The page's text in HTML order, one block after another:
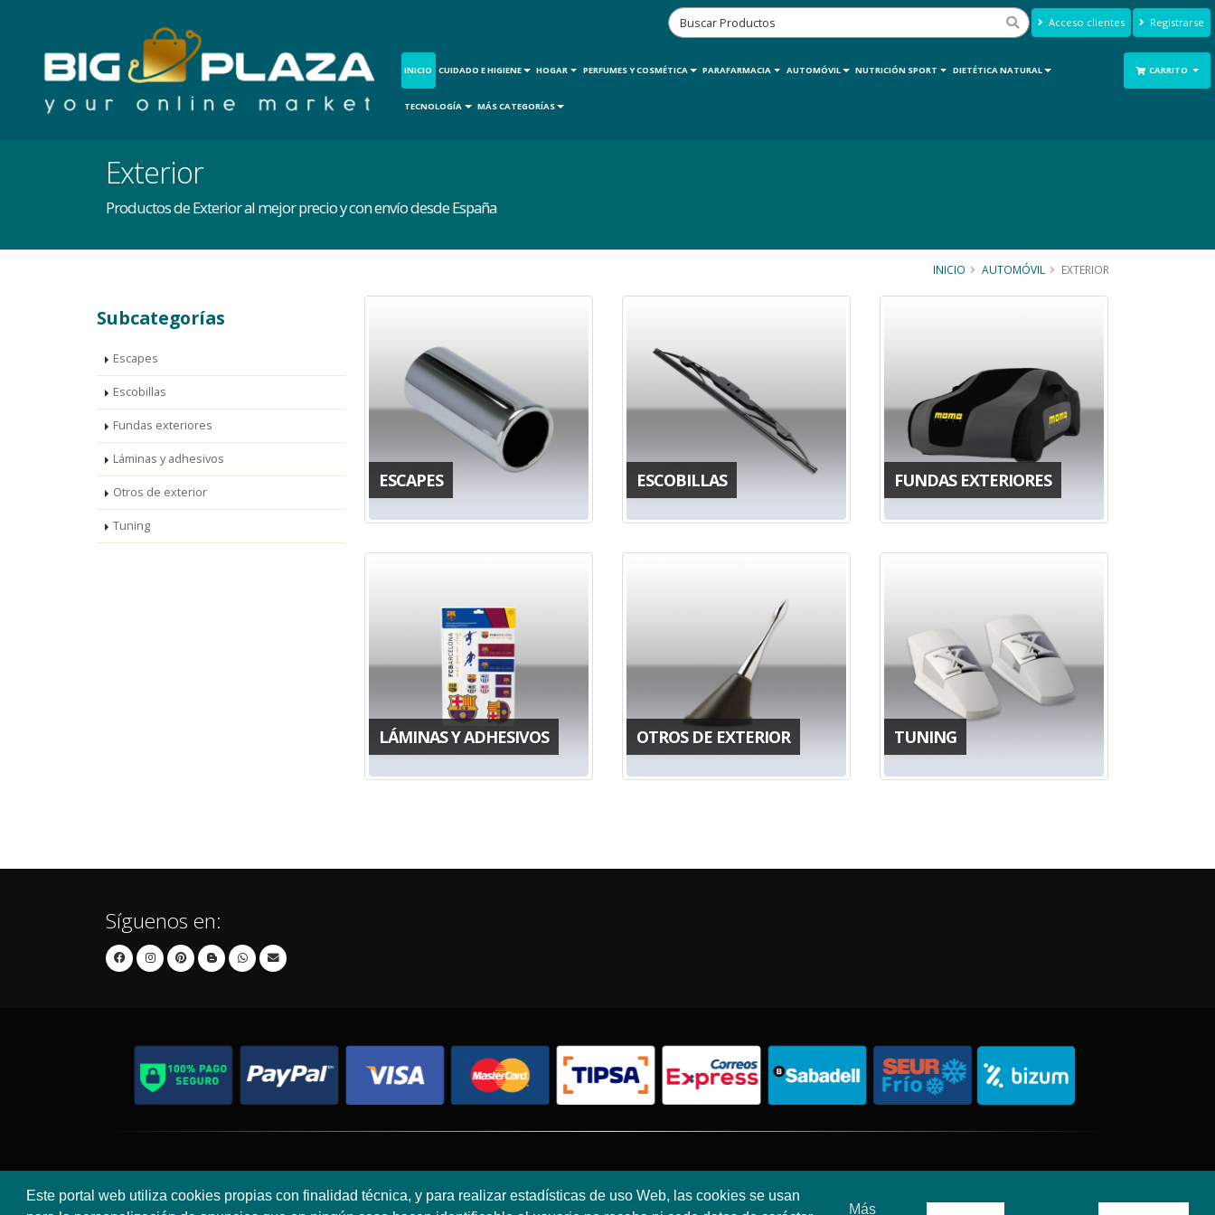
Este portal web utiliza cookies propias con finalidad técnica, y para realizar estadísticas de uso Web, las cookies se usan
Más
Acceso clientes Registrarse
INICIO CUIDADO E HIGIENE HOGAR PERFUMES Y COSMÉTICA PARAFARMACIA AUTOMÓVIL NUTRICIÓN SPORT DIETÉTICA NATURAL
TECNOLOGÍA MÁS CATEGORÍAS
CARRITO
Exterior
Productos de Exterior al mejor precio y con envío desde España
INICIO AUTOMÓVIL EXTERIOR
Subcategorías
Escapes
Escobillas
Fundas exteriores
Láminas y adhesivos
Otros de exterior
Tuning
ESCAPES ESCOBILLAS FUNDAS EXTERIORES
LÁMINAS Y ADHESIVOS OTROS DE EXTERIOR TUNING
Síguenos en: